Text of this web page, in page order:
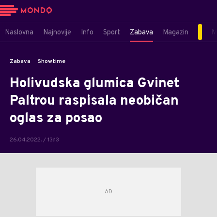
Naslovna Najnovije Info Sport Zabava Magazin
Zabava Showtime
Holivudska glumica Gvinet
Paltrou raspisala neobičan
oglas za posao
26.04.2022. / 13:13